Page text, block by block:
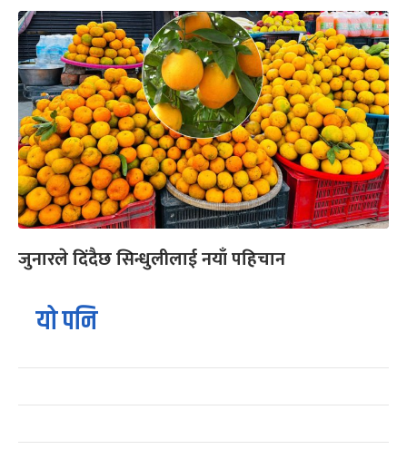
जुनारले दिंदैछ सिन्धुलीलाई नयाँ पहिचान
यो पनि